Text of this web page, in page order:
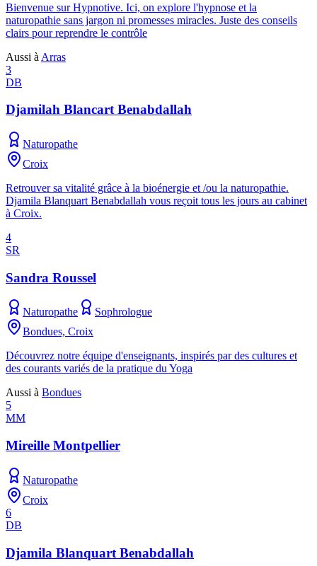
Bienvenue sur Hypnotive. Ici, on explore l'hypnose et la
naturopathie sans jargon ni promesses miracles. Juste des conseils
clairs pour reprendre le contrôle
Aussi à Arras
3
DB
Djamilah Blancart Benabdallah
Naturopathe
Croix
Retrouver sa vitalité grâce à la bioénergie et /ou la naturopathie.
Djamila Blanquart Benabdallah vous reçoit tous les jours au cabinet
à Croix.
4
SR
Sandra Roussel
Naturopathe
Sophrologue
Bondues, Croix
Découvrez notre équipe d'enseignants, inspirés par des cultures et
des courants variés de la pratique du Yoga
Aussi à Bondues
5
MM
Mireille Montpellier
Naturopathe
Croix
6
DB
Djamila Blanquart Benabdallah